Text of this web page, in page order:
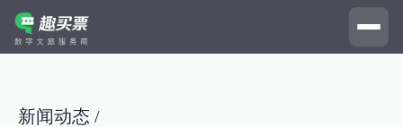
新闻动态 /